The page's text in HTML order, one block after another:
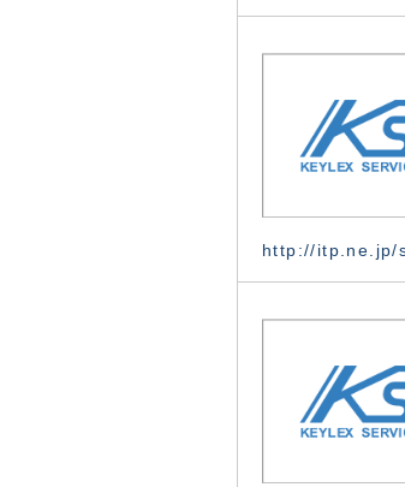
http://itp.ne.jp/